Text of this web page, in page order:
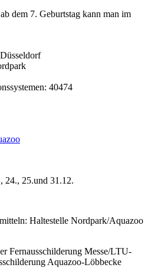
ab dem 7. Geburtstag kann man im
40474
24., 25.und 31.12.
Haltestelle Nordpark/Aquazoo
Fernausschilderung Messe/LTU-
Aquazoo-Löbbecke